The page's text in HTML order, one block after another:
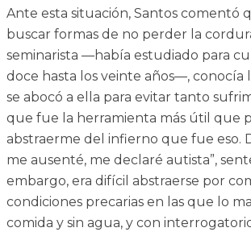
Ante esta situación, Santos comentó
buscar formas de no perder la
seminarista —había estudiado para
doce hasta los veinte años—, conocía
se abocó a ella para evitar tanto
que fue la herramienta más útil que
abstraerme del infierno que fue eso.
me ausenté, me declaré autista”,
embargo, era difícil abstraerse por
condiciones precarias en las que lo
comida y sin agua, y con